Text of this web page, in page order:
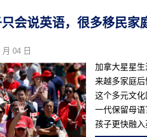
只会说英语，很多移民
04 日
加拿大星星
来越多家庭
这个多元文
一代保留母
孩子更快融